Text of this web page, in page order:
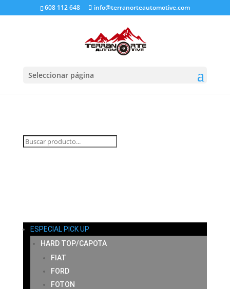
608 112 648 info@terranorteautomotive.com
Seleccionar página
INICIO
ESPECIAL PICK UP
HARD TOP/CAPOTA
FIAT
FORD
FOTON